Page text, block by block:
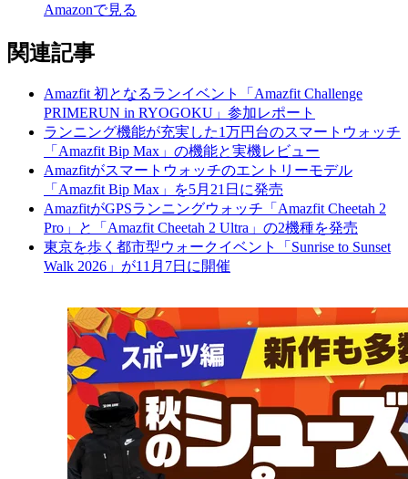
Amazonで見る
関連記事
Amazfit 初となるランイベント「Amazfit Challenge
PRIMERUN in RYOGOKU」参加レポート
ランニング機能が充実した1万円台のスマートウォッチ
「Amazfit Bip Max」の機能と実機レビュー
Amazfitがスマートウォッチのエントリーモデル
「Amazfit Bip Max」を5月21日に発売
AmazfitがGPSランニングウォッチ「Amazfit Cheetah 2
Pro」と「Amazfit Cheetah 2 Ultra」の2機種を発売
東京を歩く都市型ウォークイベント「Sunrise to Sunset
Walk 2026」が11月7日に開催